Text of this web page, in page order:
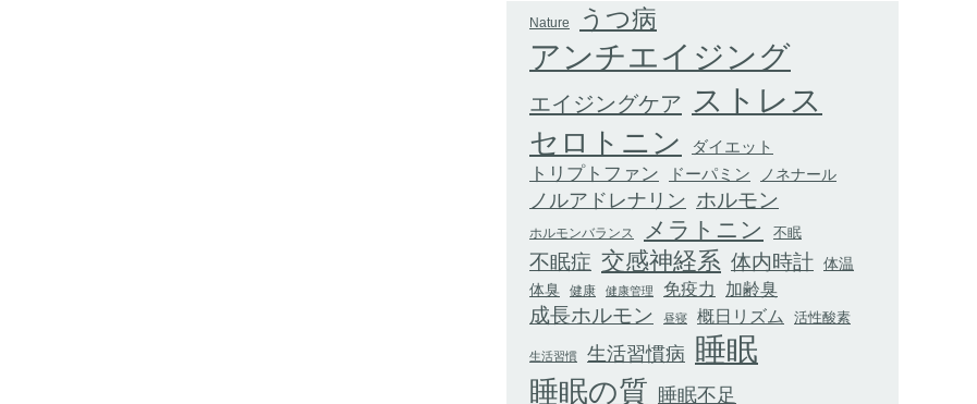
Nature うつ病
アンチエイジング
エイジングケア ストレス
セロトニン ダイエット
トリプトファン ドーパミン ノネナール
ノルアドレナリン ホルモン
ホルモンバランス メラトニン 不眠
不眠症 交感神経系 体内時計 体温
体臭 健康 健康管理 免疫力 加齢臭
成長ホルモン 昼寝 概日リズム 活性酸素
生活習慣 生活習慣病 睡眠
睡眠の質 睡眠不足